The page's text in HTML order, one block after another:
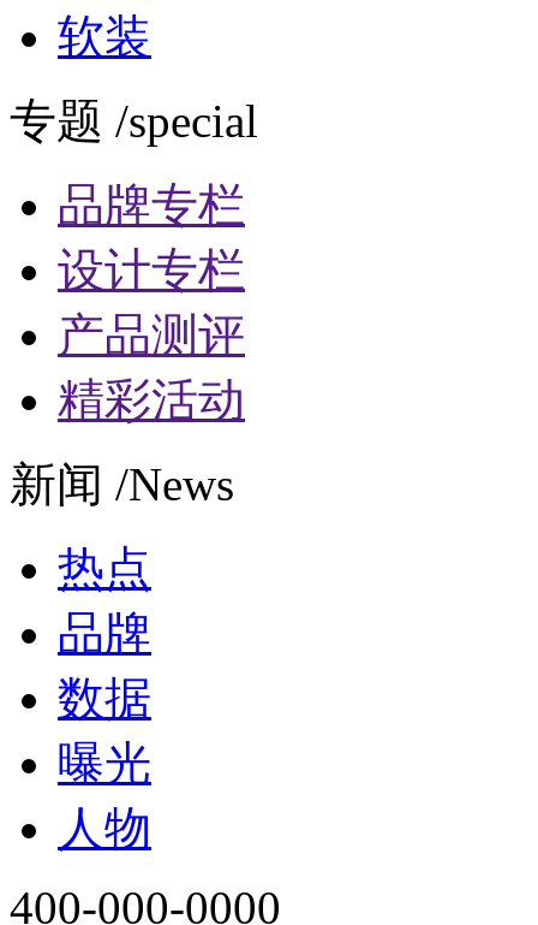
软装
专题 /special
品牌专栏
设计专栏
产品测评
精彩活动
新闻 /News
热点
品牌
数据
曝光
人物
400-000-0000